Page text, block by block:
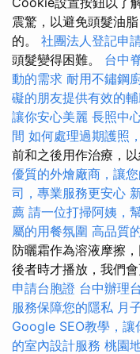
震驚，以避免頭髮油
的。 社團法人登記申
頭髮變得困難。 台中
動的需求 耐用不鏽鋼
礙的朋友提供有效的
讓你安心美麗 長照中
間 如何處理過期護照
前和之後用作治療，
優質的外燴廠商，讓
司，專業服務更安心
薦 請一位打掃阿姨，
屬的用餐氛圍 高品質
防曬霜作為溶液摩擦
後者時才播放，我們
申請台胞證 台中辦理
服務保障您的隱私 月
Google SEO教學，讓
的室內設計服務 桃園